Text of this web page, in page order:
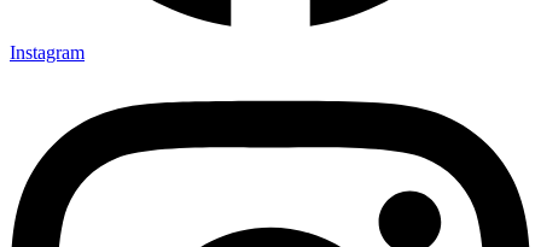
Instagram